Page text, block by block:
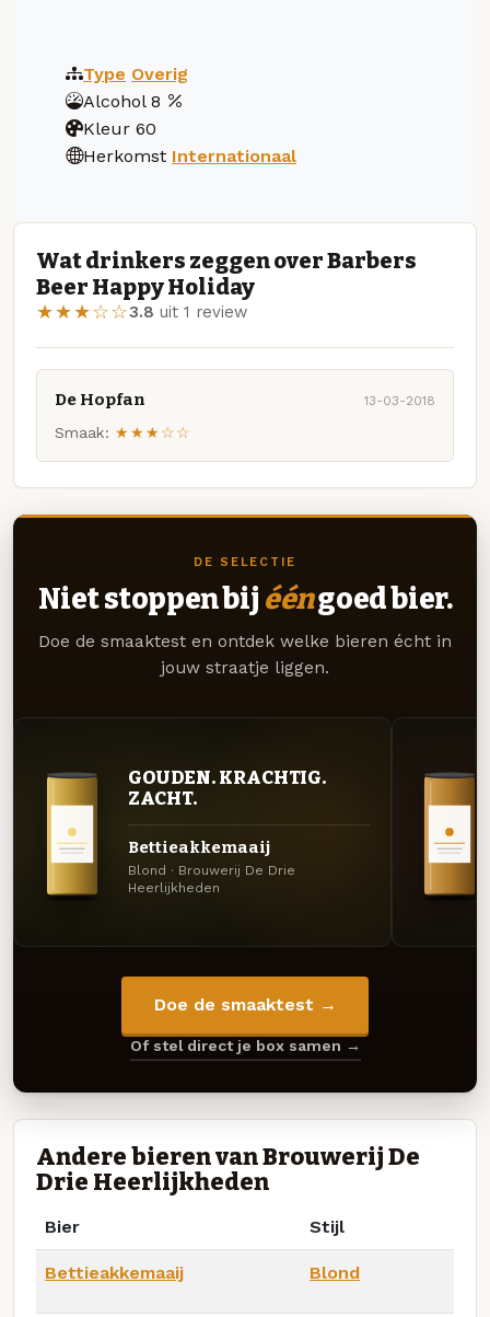
Type Overig
Alcohol 8
Kleur 60
Herkomst Internationaal
Wat drinkers zeggen over Barbers
Beer Happy Holiday
★★★☆☆3.8 uit 1 review
De Hopfan 13-03-2018
Smaak: ★★★☆☆
DE SELECTIE
Niet stoppen bij ééngoed bier.
Doe de smaaktest en ontdek welke bieren écht in
jouw straatje liggen.
GOUDEN. KRACHTIG.
ZACHT.
Bettieakkemaaij
Blond · Brouwerij De Drie
Heerlijkheden
Doe de smaaktest →
Of stel direct je box samen →
Andere bieren van Brouwerij De
Drie Heerlijkheden
Bier Stijl
Bettieakkemaaij Blond